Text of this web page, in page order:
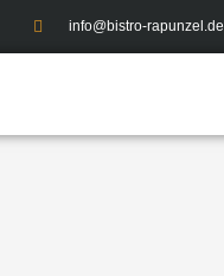
info@bistro-rapunzel.de